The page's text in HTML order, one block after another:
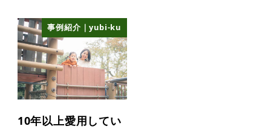
事例紹介｜yubi-ku
10年以上愛用してい